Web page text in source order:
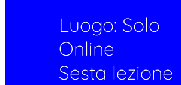
Luogo: Solo
Online
Sesta lezione